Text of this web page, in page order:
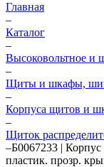
Главная
–
Каталог
–
Высоковольтное и
–
Щиты и шкафы,
–
Корпуса щитов и
–
Щиток
–Б0067233 |
пластик. прозр.